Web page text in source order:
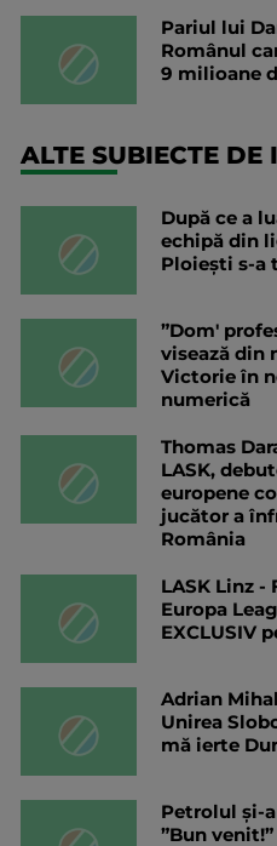
Pariul lui
Românul
9 milioane
ALTE SUBIECTE DE
După ce a
echipă din
Ploiești s-a
”Dom'
visează din
Victorie în
numerică
Thomas
LASK,
europene
jucător a
România
LASK Linz -
Europa
EXCLUSIV
Adrian
Unirea
mă ierte
Petrolul și-
”Bun venit!”